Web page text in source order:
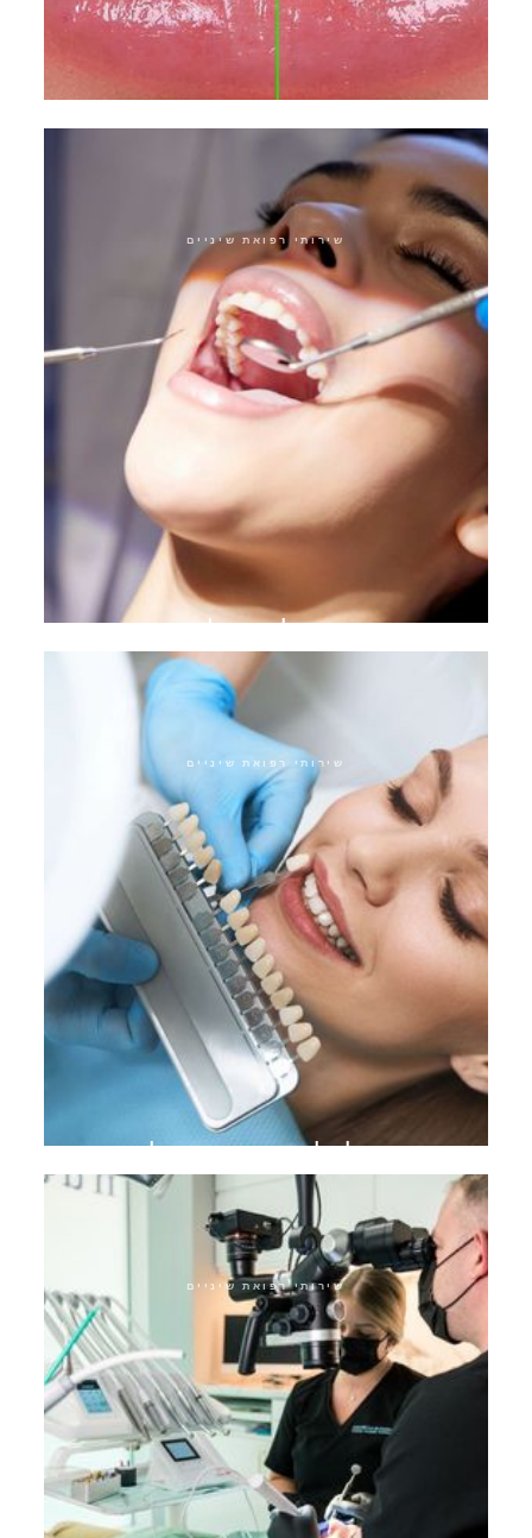
עיצוב חיוך מבוסס גנטית
שירותי רפואת שיניים
טיפול ביופילם
שירותי רפואת שיניים
מעבר להלבנת שיניים אולטרה
שירותי רפואת שיניים